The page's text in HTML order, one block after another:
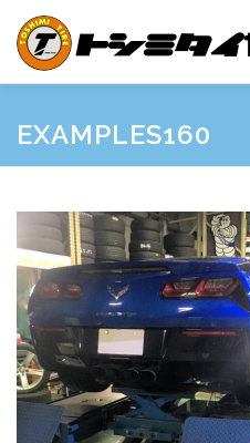
キ
HOME MAINTENANCE
SHOP GUIDE BLOG
INFORMATION SNS
EXAMPLES160